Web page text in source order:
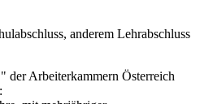
anderem Lehrabschluss
der Arbeiterkammern Österreich